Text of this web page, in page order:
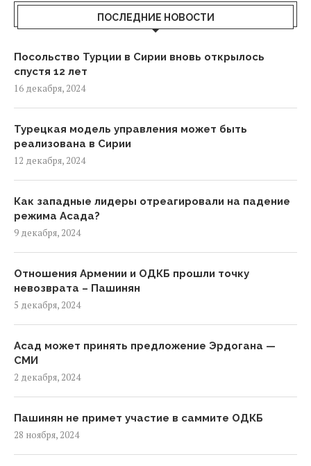
ПОСЛЕДНИЕ НОВОСТИ
Посольство Турции в Сирии вновь открылось
спустя 12 лет
16 декабря, 2024
Турецкая модель управления может быть
реализована в Сирии
12 декабря, 2024
Как западные лидеры отреагировали на падение
режима Асада?
9 декабря, 2024
Отношения Армении и ОДКБ прошли точку
невозврата – Пашинян
5 декабря, 2024
Асад может принять предложение Эрдогана —
СМИ
2 декабря, 2024
Пашинян не примет участие в саммите ОДКБ
28 ноября, 2024